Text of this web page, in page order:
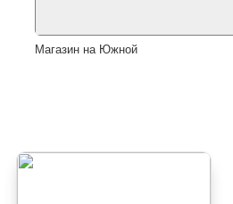
Магазин на Южной